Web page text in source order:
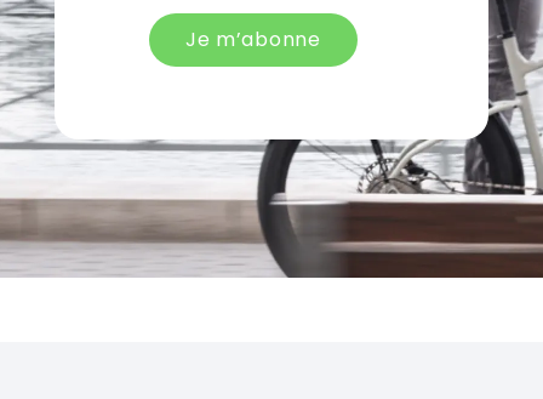
Je m’abonne